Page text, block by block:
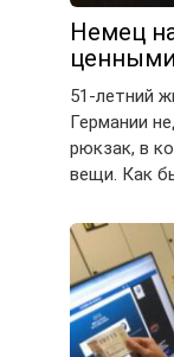
Немец
51-летний
Германии
рюкзак, в
вещи. Как